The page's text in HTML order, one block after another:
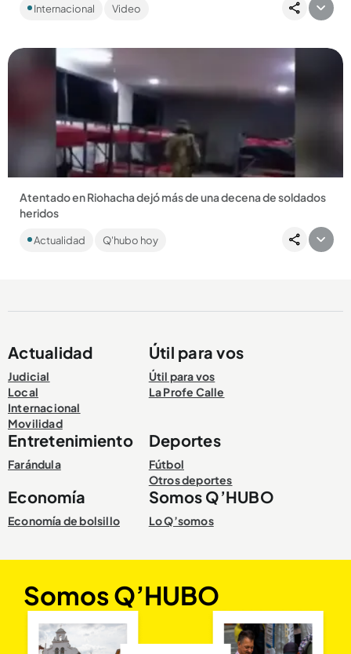
extranjeros que más han participado, pues viajan a Ucrania
Internacional Video
Compartir Noticia
Atentado en Riohacha dejó más de una decena de soldados
heridos
violento ataque....
Actualidad Q'hubo hoy
Compartir Noticia
Actualidad
Judicial
Local
Internacional
Movilidad
Útil para vos
Útil para vos
La Profe Calle
Entretenimiento
Farándula
Deportes
Fútbol
Otros deportes
Economía
Economía de bolsillo
Somos Q’HUBO
Lo Q’somos
Somos Q’HUBO